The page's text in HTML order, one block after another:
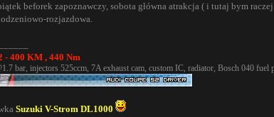
beforek zapoznawczy, sobota główna atrakcja ( i tutaj bym
rozjazdowa.
- 400 KM , 440 Nm
bar, injectors 525ccm, 7A exhaust cam, custom IC, radiator, Bosch 040 fuel
Suzuki V-Strom DL1000